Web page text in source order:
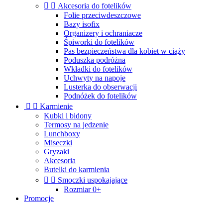
  Akcesoria do fotelików
Folie przeciwdeszczowe
Bazy isofix
Organizery i ochraniacze
Śpiworki do fotelików
Pas bezpieczeństwa dla kobiet w ciąży
Poduszka podróżna
Wkładki do fotelików
Uchwyty na napoje
Lusterka do obserwacji
Podnóżek do fotelików
  Karmienie
Kubki i bidony
Termosy na jedzenie
Lunchboxy
Miseczki
Gryzaki
Akcesoria
Butelki do karmienia
  Smoczki uspokajające
Rozmiar 0+
Promocje